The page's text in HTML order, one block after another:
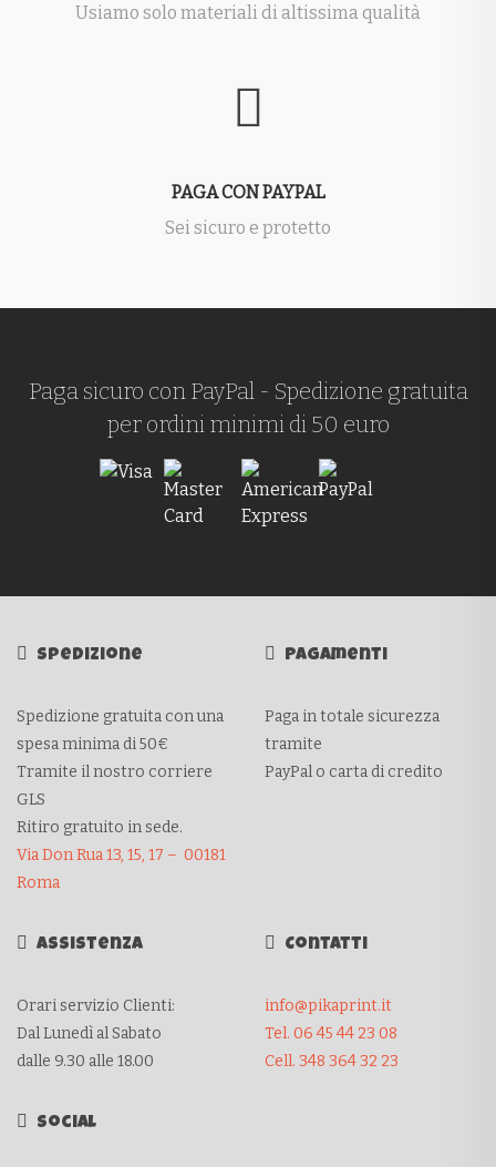
Usiamo solo materiali di altissima qualità
PAGA CON PAYPAL
Sei sicuro e protetto
Paga sicuro con PayPal - Spedizione gratuita
per ordini minimi di 50 euro
Spedizione
Spedizione gratuita con una
spesa minima di 50€
Tramite il nostro corriere
GLS
Ritiro gratuito in sede.
Via Don Rua 13, 15, 17 – 00181
Roma
Pagamenti
Paga in totale sicurezza
tramite
PayPal o carta di credito
Assistenza
Orari servizio Clienti:
Dal Lunedì al Sabato
dalle 9.30 alle 18.00
Contatti
info@pikaprint.it
Tel. 06 45 44 23 08
Cell. 348 364 32 23
Social